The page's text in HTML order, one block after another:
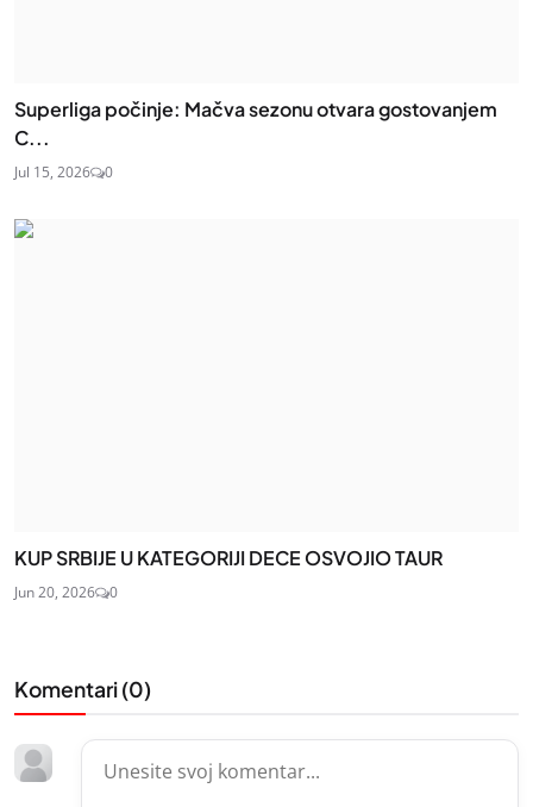
Superliga počinje: Mačva sezonu otvara gostovanjem
C...
Jul 15, 2026 0
KUP SRBIJE U KATEGORIJI DECE OSVOJIO TAUR
Jun 20, 2026 0
Komentari (0)